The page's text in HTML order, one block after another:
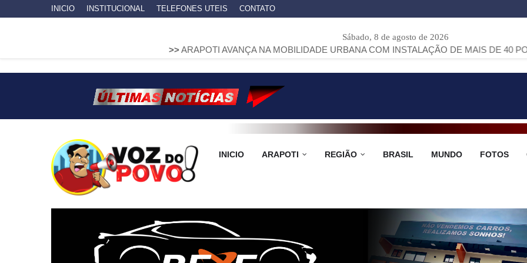
INICIO INSTITUCIONAL TELEFONES UTEIS CONTATO
Sábado, 8 de agosto de 2026
ARAPOTI AVANÇA NA MOBILIDADE URBANA COM INSTALAÇÃO DE MAIS DE 40 PONTOS DE
INICIO ARAPOTI REGIÃO BRASIL MUNDO FOTOS